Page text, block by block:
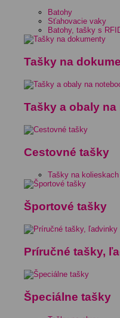
Batohy
Sťahovacie vaky
Batohy, tašky s
Tašky na
Tašky a obaly
Cestovné tašky
Tašky na kolieskach
Športové tašky
Príručné tašky,
Špeciálne tašky